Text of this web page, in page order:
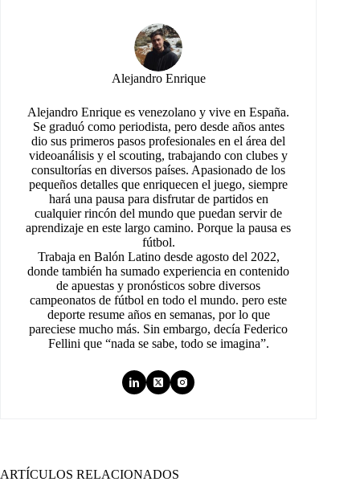
Alejandro Enrique
Alejandro Enrique es venezolano y vive en España.
Se graduó como periodista, pero desde años antes
dio sus primeros pasos profesionales en el área del
videoanálisis y el scouting, trabajando con clubes y
consultorías en diversos países. Apasionado de los
pequeños detalles que enriquecen el juego, siempre
hará una pausa para disfrutar de partidos en
cualquier rincón del mundo que puedan servir de
aprendizaje en este largo camino. Porque la pausa es
fútbol.
Trabaja en Balón Latino desde agosto del 2022,
donde también ha sumado experiencia en contenido
de apuestas y pronósticos sobre diversos
campeonatos de fútbol en todo el mundo. pero este
deporte resume años en semanas, por lo que
pareciese mucho más. Sin embargo, decía Federico
Fellini que “nada se sabe, todo se imagina”.
ARTÍCULOS RELACIONADOS